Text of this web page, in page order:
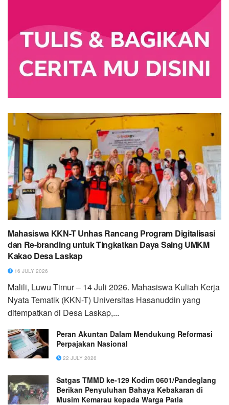
Mahasiswa KKN-T Unhas Rancang Program Digitalisasi
dan Re-branding untuk Tingkatkan Daya Saing UMKM
Kakao Desa Laskap
16 JULY 2026
Malili, Luwu Timur – 14 Juli 2026. Mahasiswa Kuliah Kerja
Nyata Tematik (KKN-T) Universitas Hasanuddin yang
ditempatkan di Desa Laskap,...
Peran Akuntan Dalam Mendukung Reformasi
Perpajakan Nasional
22 JULY 2026
Satgas TMMD ke-129 Kodim 0601/Pandeglang
Berikan Penyuluhan Bahaya Kebakaran di
Musim Kemarau kepada Warga Patia